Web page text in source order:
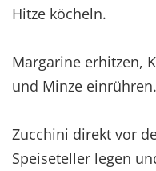
Hitze köcheln.
Margarine erhitzen,
und Minze einrühren.
Zucchini direkt vor
Speiseteller legen